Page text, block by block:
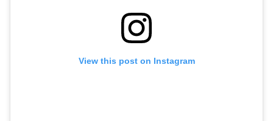
View this post on Instagram